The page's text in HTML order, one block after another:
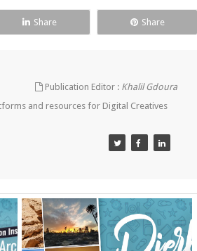
Share Share
Publication Editor : Khalil Gdoura
and resources for Digital Creatives